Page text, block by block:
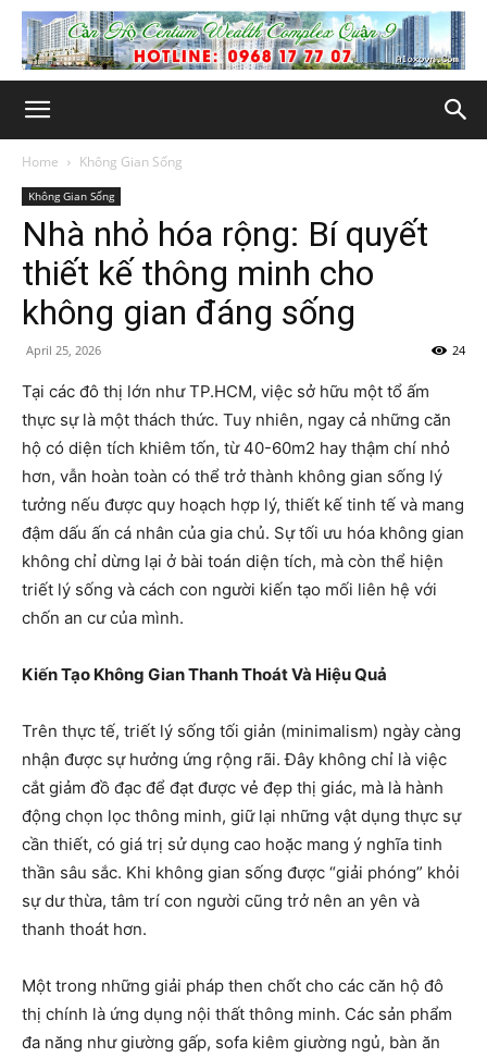
Home Không Gian Sống
Không Gian Sống
Nhà nhỏ hóa rộng: Bí quyết
thiết kế thông minh cho
không gian đáng sống
April 25, 2026 24
Tại các đô thị lớn như TP.HCM, việc sở hữu một tổ ấm
thực sự là một thách thức. Tuy nhiên, ngay cả những căn
hộ có diện tích khiêm tốn, từ 40-60m2 hay thậm chí nhỏ
hơn, vẫn hoàn toàn có thể trở thành không gian sống lý
tưởng nếu được quy hoạch hợp lý, thiết kế tinh tế và mang
đậm dấu ấn cá nhân của gia chủ. Sự tối ưu hóa không gian
không chỉ dừng lại ở bài toán diện tích, mà còn thể hiện
triết lý sống và cách con người kiến tạo mối liên hệ với
chốn an cư của mình.
Kiến Tạo Không Gian Thanh Thoát Và Hiệu Quả
Trên thực tế, triết lý sống tối giản (minimalism) ngày càng
nhận được sự hưởng ứng rộng rãi. Đây không chỉ là việc
cắt giảm đồ đạc để đạt được vẻ đẹp thị giác, mà là hành
động chọn lọc thông minh, giữ lại những vật dụng thực sự
cần thiết, có giá trị sử dụng cao hoặc mang ý nghĩa tinh
thần sâu sắc. Khi không gian sống được “giải phóng” khỏi
sự dư thừa, tâm trí con người cũng trở nên an yên và
thanh thoát hơn.
Một trong những giải pháp then chốt cho các căn hộ đô
thị chính là ứng dụng nội thất thông minh. Các sản phẩm
đa năng như giường gấp, sofa kiêm giường ngủ, bàn ăn